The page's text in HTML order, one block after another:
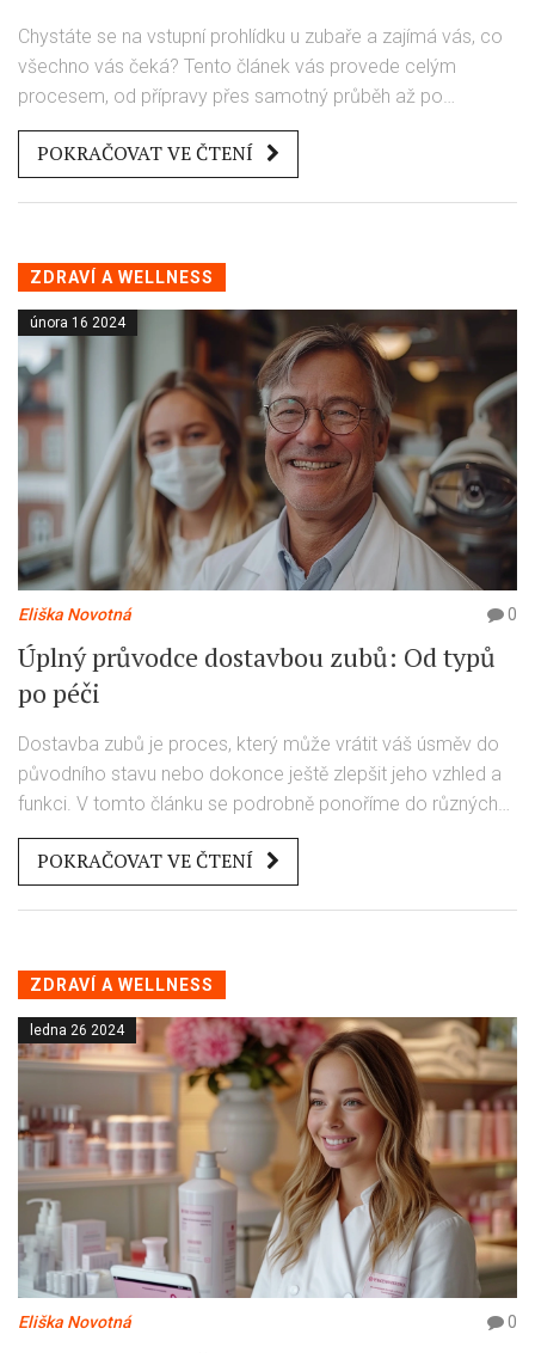
Chystáte se na vstupní prohlídku u zubaře a zajímá vás, co
všechno vás čeká? Tento článek vás provede celým
procesem, od přípravy přes samotný průběh až po
doporučení po prohlídce. Zjistíte, jak dlouho trvá, co byste
měli udělat před návštěvou a jak se na ni připravit. Pojďme
společně odkrýt, co všechno se skrývá za dveřmi vašeho
POKRAČOVAT VE ČTENÍ
ZDRAVÍ A WELLNESS
února 16 2024
Eliška Novotná 0
Úplný průvodce dostavbou zubů: Od typů
po péči
Dostavba zubů je proces, který může vrátit váš úsměv do
původního stavu nebo dokonce ještě zlepšit jeho vzhled a
funkci. V tomto článku se podrobně ponoříme do různých
typů procedur dostavby zubů, způsobů péče o ně a
odpovíme na některé časté otázky. Zjistíte také, proč je
důležité nepodceňovat úlohu pravidelné dentální péče a jak
POKRAČOVAT VE ČTENÍ
ZDRAVÍ A WELLNESS
ledna 26 2024
Eliška Novotná 0